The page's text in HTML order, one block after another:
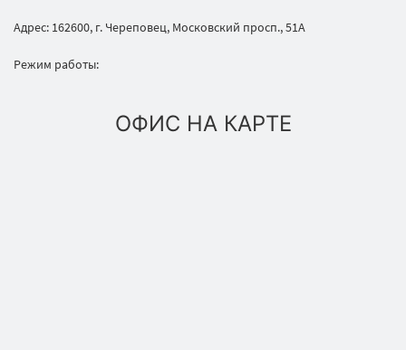
Адрес: 162600, г. Череповец, Московский просп., 51А
Режим работы:
ОФИС НА КАРТЕ